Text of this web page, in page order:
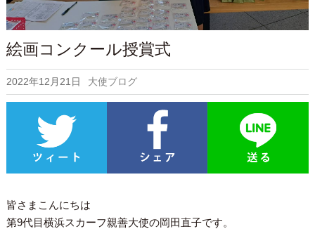
絵画コンクール授賞式
2022年12月21日 大使ブログ
皆さまこんにちは
第9代目横浜スカーフ親善大使の岡田直子です。